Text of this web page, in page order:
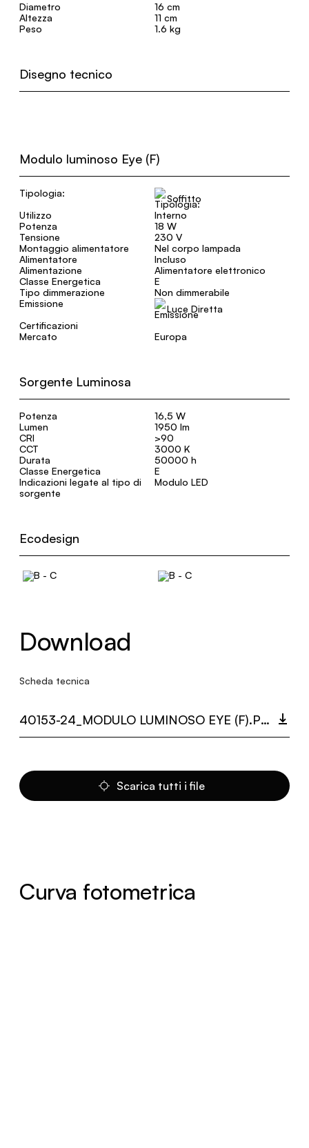
Diametro
16 cm
Altezza
11 cm
Peso
1.6 kg
Disegno tecnico
Modulo luminoso Eye (F)
Tipologia:
Soffitto
Utilizzo
Interno
Potenza
18 W
Tensione
230 V
Montaggio alimentatore
Nel corpo lampada
Alimentatore
Incluso
Alimentazione
Alimentatore elettronico
Classe Energetica
E
Tipo dimmerazione
Non dimmerabile
Emissione
Luce Diretta
Certificazioni
Mercato
Europa
Sorgente Luminosa
Potenza
16,5 W
Lumen
1950 lm
CRI
>90
CCT
3000 K
Durata
50000 h
Classe Energetica
E
Indicazioni legate al tipo di
sorgente
Modulo LED
Ecodesign
Download
Scheda tecnica
40153-24_MODULO LUMINOSO EYE (F).PDF
Scarica tutti i file
Curva fotometrica